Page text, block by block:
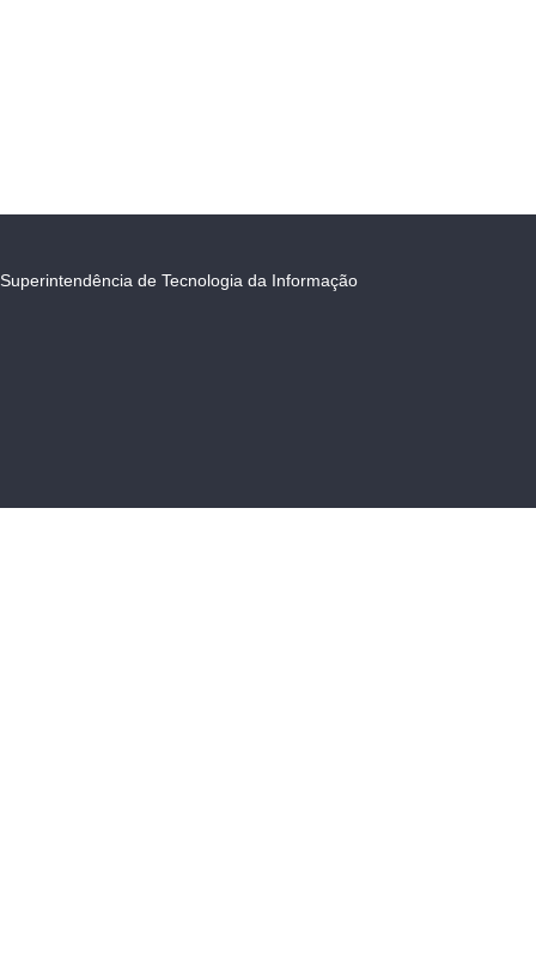
Superintendência de Tecnologia da Informação